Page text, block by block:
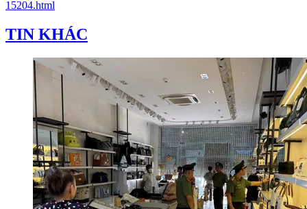
15204.html
TIN KHÁC